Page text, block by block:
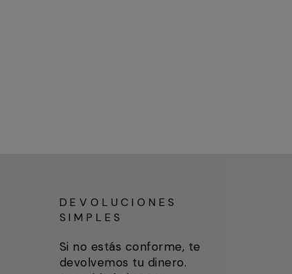
DEVOLUCIONES
SIMPLES
Si no estás conforme, te
devolvemos tu dinero.